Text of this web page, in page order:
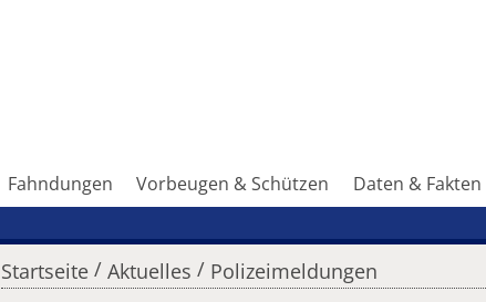
Fahndungen Vorbeugen & Schützen Daten & Fakten
Startseite / Aktuelles / Polizeimeldungen